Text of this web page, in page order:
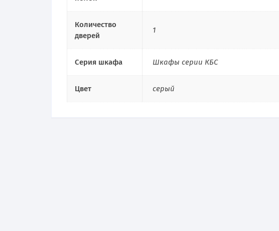
Количество
дверей
1
Серия шкафа Шкафы серии КБС
Цвет серый